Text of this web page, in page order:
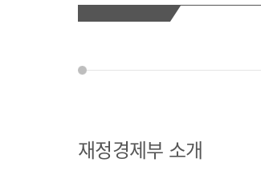
재정경제부 소개